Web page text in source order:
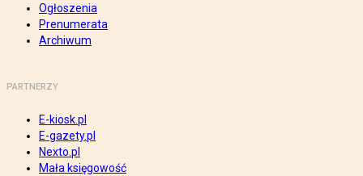
Ogłoszenia
Prenumerata
Archiwum
PARTNERZY
E-kiosk.pl
E-gazety.pl
Nexto.pl
Mała księgowość